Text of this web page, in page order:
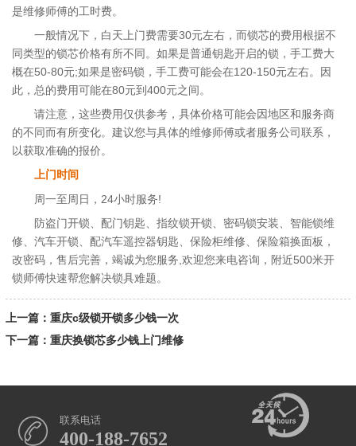
是维修师傅的工时费。
一般情况下，白天上门费需要30元左右，而锁芯的费用根据不
同类型的锁芯价格有所不同。如果是普通钥匙开启的锁，手工费大
概在50-80元;如果是密码锁，手工费可能会在120-150元左右。因
此，总的费用可能在80元到400元之间。
请注意，这些费用仅供参考，具体价格可能会因地区和服务商
的不同而有所变化。建议您与具体的维修师傅或者服务公司联系，
以获取准确的报价。
上门时间
周一至周日，24小时服务!
防盗门开锁、配门钥匙、指纹锁开锁、密码锁安装、智能锁维
修、汽车开锁、配汽车遥控器钥匙、保险柜维修、保险箱换面板，
改密码，售后完善，竭诚为您服务,欢迎您来电咨询，附近500米开
锁师傅快速帮您解决锁具难题。
上一篇：重庆c级锁开锁多少钱一次
下一篇：重庆换锁芯多少钱上门维修
联系电话
400-188-7652